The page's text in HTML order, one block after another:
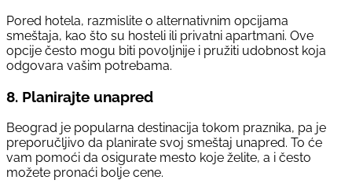
Pored hotela, razmislite o alternativnim opcijama
smeštaja, kao što su hosteli ili privatni apartmani. Ove
opcije često mogu biti povoljnije i pružiti udobnost koja
odgovara vašim potrebama.
8. Planirajte unapred
Beograd je popularna destinacija tokom praznika, pa je
preporučljivo da planirate svoj smeštaj unapred. To će
vam pomoći da osigurate mesto koje želite, a i često
možete pronaći bolje cene.